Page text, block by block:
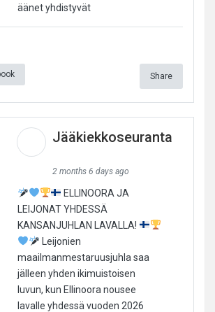
äänet yhdistyvät
Share
Jääkiekkoseuranta
2 months 6 days ago
ELLINOORA JA
LEIJONAT YHDESSÄ
KANSANJUHLAN LAVALLA!
Leijonien
maailmanmestaruusjuhla saa
jälleen yhden ikimuistoisen
luvun, kun Ellinoora nousee
lavalle yhdessä vuoden 2026